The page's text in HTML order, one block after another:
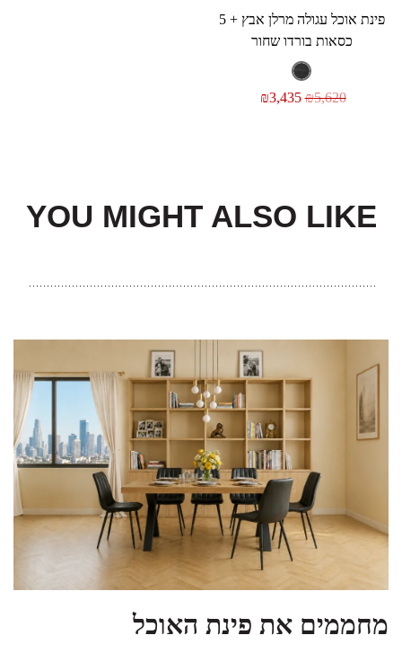
פינת אוכל עגולה מרלן אבץ + 5
כסאות בורדו שחור
₪5,620
₪3,435
YOU MIGHT ALSO LIKE
מחממים את פינת האוכל